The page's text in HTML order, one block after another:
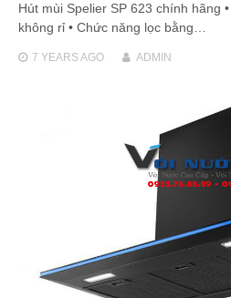
Hút mùi Spelier SP 623 chính hãng
không rỉ • Chức năng lọc bằng…
7 YEARSAGO ADMIN